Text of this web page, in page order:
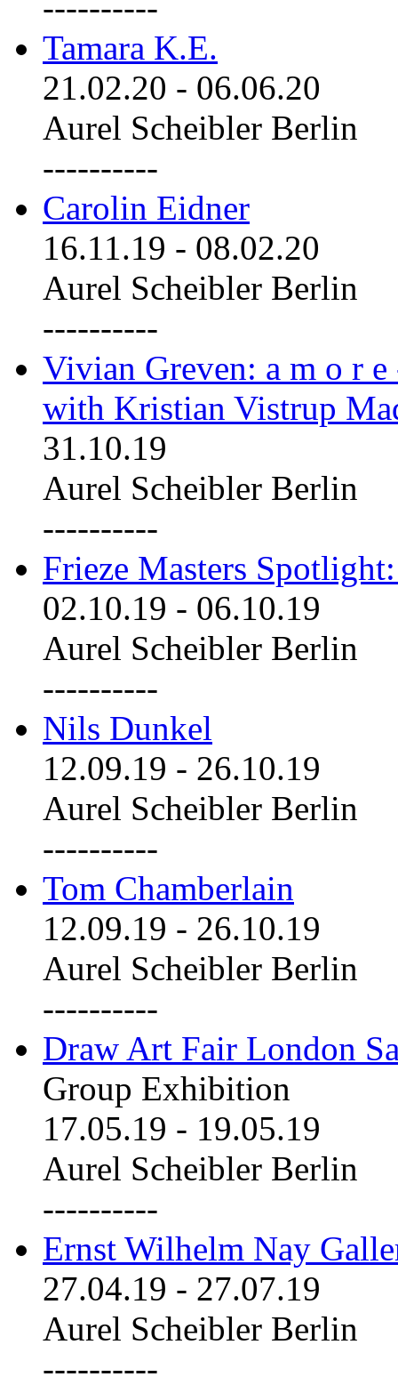
Tamara K.E.
21.02.20 - 06.06.20
Aurel Scheibler Berlin
----------
Carolin Eidner
16.11.19 - 08.02.20
Aurel Scheibler Berlin
----------
Vivian Greven: a m o r
with Kristian Vistrup
31.10.19
Aurel Scheibler Berlin
----------
Frieze Masters
02.10.19 - 06.10.19
Aurel Scheibler Berlin
----------
Nils Dunkel
12.09.19 - 26.10.19
Aurel Scheibler Berlin
----------
Tom Chamberlain
12.09.19 - 26.10.19
Aurel Scheibler Berlin
----------
Draw Art Fair London
Group Exhibition
17.05.19 - 19.05.19
Aurel Scheibler Berlin
----------
Ernst Wilhelm Nay
27.04.19 - 27.07.19
Aurel Scheibler Berlin
----------